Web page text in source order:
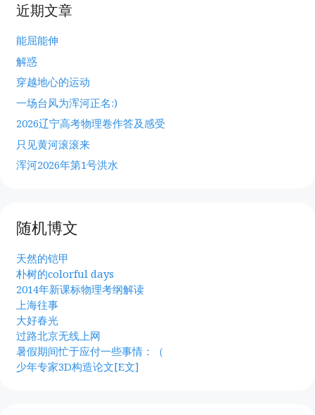
近期文章
能屈能伸
解惑
穿越地心的运动
一场台风为浑河正名:)
2026辽宁高考物理卷作答及感受
只见黄河滚滚来
浑河2026年第1号洪水
随机博文
天然的铠甲
朴树的colorful days
2014年新课标物理考纲解读
上海往事
大好春光
过路北京无线上网
暑假期间忙于应付一些事情：（
少年专家3D构造论文[E文]